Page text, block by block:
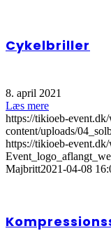
Cykelbriller
8. april 2021
Læs mere
https://tikioeb-
content/uploads/
https://tikioeb-
Majbritt2021-04-08